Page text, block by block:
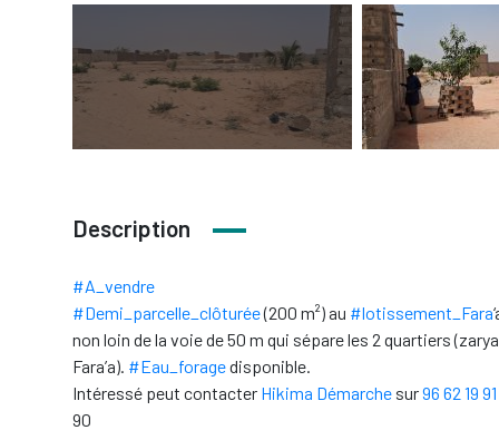
Description
#A_vendre
#Demi_parcelle_clôturée(200 m²) au #lotissement_Fara
non loin de la voie de 50 m qui sépare les 2 quartiers
Fara’a). #Eau_foragedisponible.
Intéressé peut contacter Hikima Démarche sur96 62 19 91
90